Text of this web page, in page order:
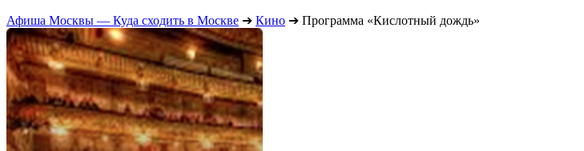
Афиша Москвы — Куда сходить в Москве ➔ Кино ➔ Программа «Кислотный дождь»